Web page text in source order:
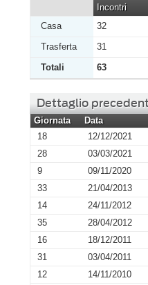
Incontri
Casa
32
Trasferta
31
Totali
63
Dettaglio
Giornata Data
18
12/12/2021
28
03/03/2021
9
09/11/2020
33
21/04/2013
14
24/11/2012
35
28/04/2012
16
18/12/2011
31
03/04/2011
12
14/11/2010